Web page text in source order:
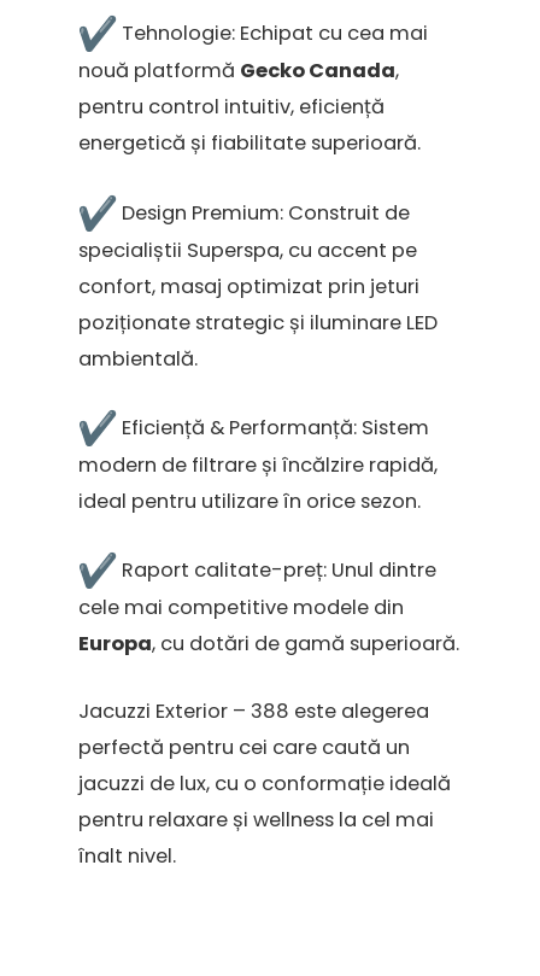
Tehnologie: Echipat cu cea mai
nouă platformă Gecko Canada,
pentru control intuitiv, eficiență
energetică și fiabilitate superioară.
Design Premium: Construit de
specialiștii Superspa, cu accent pe
confort, masaj optimizat prin jeturi
poziționate strategic și iluminare LED
ambientală.
Eficiență & Performanță: Sistem
modern de filtrare și încălzire rapidă,
ideal pentru utilizare în orice sezon.
Raport calitate-preț: Unul dintre
cele mai competitive modele din
Europa, cu dotări de gamă superioară.
Jacuzzi Exterior – 388 este alegerea
perfectă pentru cei care caută un
jacuzzi de lux, cu o conformație ideală
pentru relaxare și wellness la cel mai
înalt nivel.